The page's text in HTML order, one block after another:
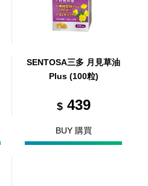
SENTOSA三多 月見草油
Plus (100粒)
$439
BUY 購買